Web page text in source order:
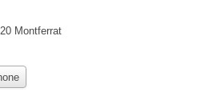
Montferrat